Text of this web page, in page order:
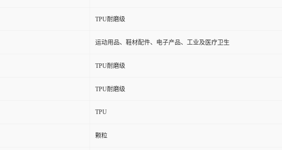
TPU耐磨级
运动用品、鞋材配件、电子产品、工业及医疗卫生
TPU耐磨级
TPU耐磨级
TPU
颗粒